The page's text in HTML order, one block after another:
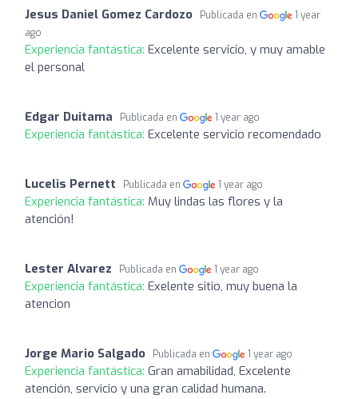
Jesus Daniel Gomez Cardozo Publicada en
1 year
ago
Experiencia fantástica: Excelente servicio, y muy amable
el personal
Edgar Duitama Publicada en 1 year ago
Experiencia fantástica: Excelente servicio recomendado
Lucelis Pernett Publicada en 1 year ago
Experiencia fantástica: Muy lindas las flores y la
atención!
Lester Alvarez Publicada en 1 year ago
Experiencia fantástica: Exelente sitio, muy buena la
atencion
Jorge Mario Salgado Publicada en 1 year ago
Experiencia fantástica: Gran amabilidad, Excelente
atención, servicio y una gran calidad humana.